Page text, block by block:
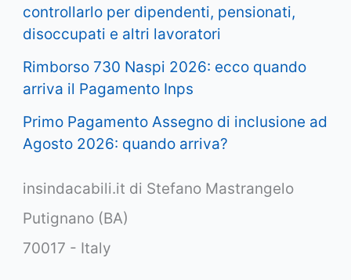
controllarlo per dipendenti, pensionati,
disoccupati e altri lavoratori
Rimborso 730 Naspi 2026: ecco quando
arriva il Pagamento Inps
Primo Pagamento Assegno di inclusione ad
Agosto 2026: quando arriva?
insindacabili.it di Stefano Mastrangelo
Putignano (BA)
70017 - Italy